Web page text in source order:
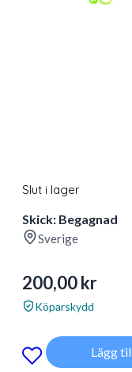
Slut i lager
Skick: Begagnad
Sverige
200,00kr
Köparskydd
Lägg